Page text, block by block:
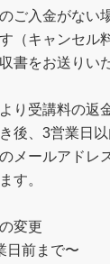
ご入金がない
（キャンセル
書をお送りい
り受講料の返
後、3営業日
メールアドレ
す。
変更
日前まで〜